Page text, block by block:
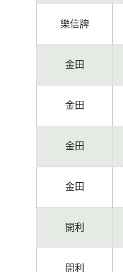
樂信牌
金田
金田
金田
金田
開利
開利